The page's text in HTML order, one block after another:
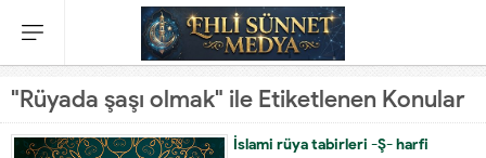
"Rüyada şaşı olmak" ile Etiketlenen Konular
İslami rüya tabirleri -Ş- harfi